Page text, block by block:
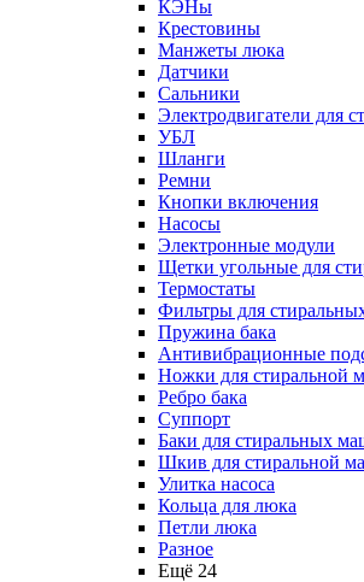
КЭНы
Крестовины
Манжеты люка
Датчики
Сальники
Электродвигатели для
УБЛ
Шланги
Ремни
Кнопки включения
Насосы
Электронные модули
Щетки угольные для
Термостаты
Фильтры для
Пружина бака
Антивибрационные
Ножки для стиральной
Ребро бака
Суппорт
Баки для стиральных
Шкив для стиральной
Улитка насоса
Кольца для люка
Петли люка
Разное
Ещё 24